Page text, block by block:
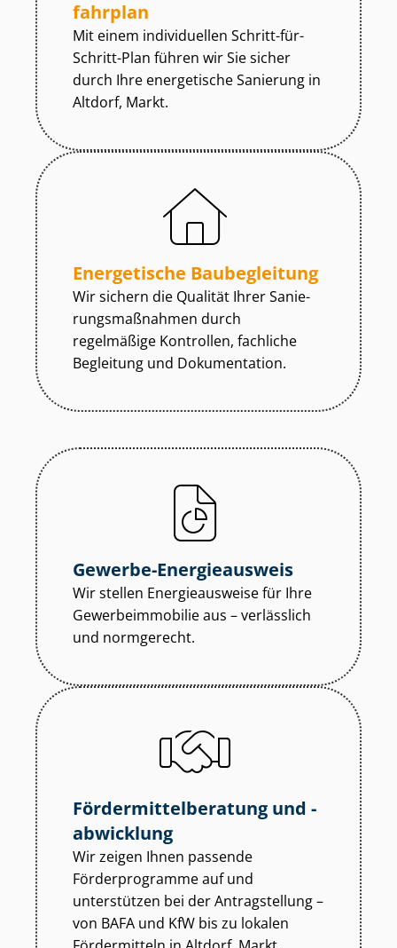
fahr­plan
Mit einem individuellen Schritt-für-
Schritt-Plan führen wir Sie sicher
durch Ihre energetische Sanierung in
Altdorf, Markt.
Energetische Baubegleitung
Wir sichern die Qualität Ihrer Sa­nie­
rungs­maß­nah­men durch
regelmäßige Kontrollen, fachliche
Begleitung und Dokumentation.
Gewerbe-Energieausweis
Wir stellen Energieausweise für Ihre
Ge­wer­be­im­mo­bi­lie aus – verlässlich
und normgerecht.
För­der­mit­tel­be­ra­tung und -
abwicklung
Wir zeigen Ihnen passende
Förderprogramme auf und
unterstützen bei der Antragstellung –
von BAFA und KfW bis zu lokalen